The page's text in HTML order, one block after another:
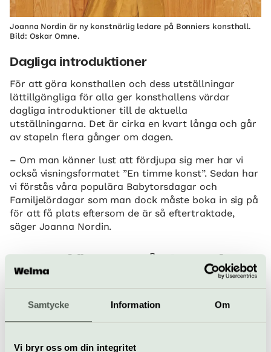
Samtycke Information Om
Vi bryr oss om din integritet
Joanna Nordin är ny konstnärlig ledare på Bonniers konsthall.
Bild: Oskar Omne.
Dagliga introduktioner
För att göra konsthallen och dess utställningar
lättillgängliga för alla ger konsthallens värdar
dagliga introduktioner till de aktuella
utställningarna. Det är cirka en kvart långa och går
av stapeln flera gånger om dagen.
– Om man känner lust att fördjupa sig mer har vi
också visningsformatet ”En timme konst”. Sedan har
vi förstås våra populära Babytorsdagar och
Familjelördagar som man dock måste boka in sig på
för att få plats eftersom de är så eftertraktade,
säger Joanna Nordin.
Vi är en av få platser i
Sverige som har möjlighet att
förutsättningar